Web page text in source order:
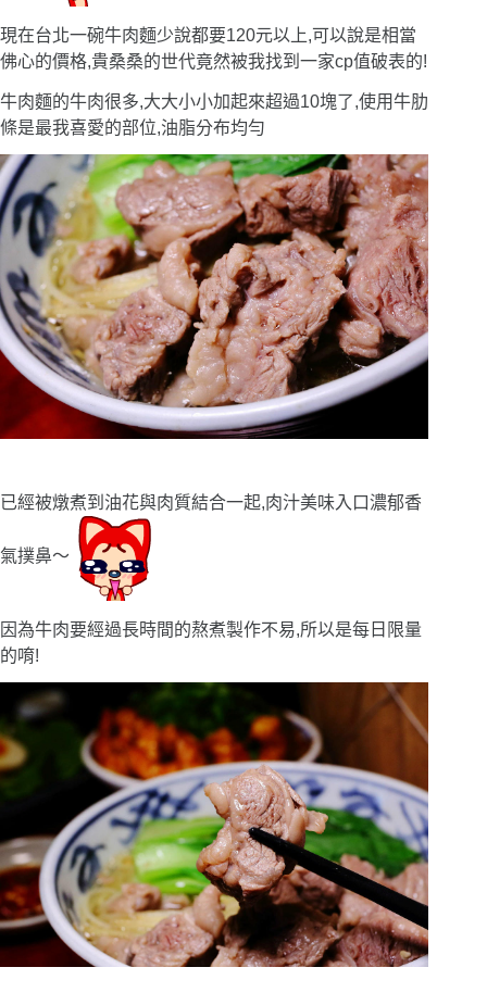
現在台北一碗牛肉麵少說都要120元以上,可以說是相當
佛心的價格,貴桑桑的世代竟然被我找到一家cp值破表的!
牛肉麵的牛肉很多,大大小小加起來超過10塊了,使用牛肋
條是最我喜愛的部位,油脂分布均勻
已經被燉煮到油花與肉質結合一起,肉汁美味入口濃郁香
氣撲鼻〜
因為牛肉要經過長時間的熬煮製作不易,所以是每日限量
的唷!